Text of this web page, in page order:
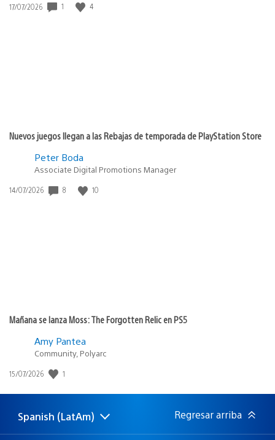
Fecha
17/07/2026 1 4
Nuevos juegos llegan a las Rebajas de temporada de PlayStation Store
Peter Boda
Associate Digital Promotions Manager
Fecha
14/07/2026 8 10
Mañana se lanza Moss: The Forgotten Relic en PS5
Amy Pantea
Community, Polyarc
Fecha
publicación:
15/07/2026 1
Elige
una
Región
actual:
Spanish (LatAm) Regresar arriba